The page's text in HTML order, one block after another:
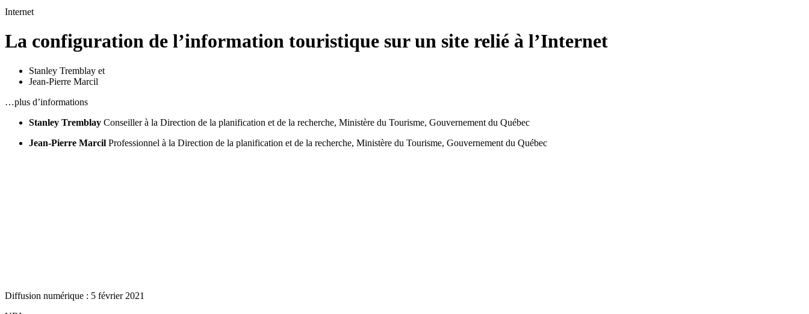
Internet
La configuration de l’information touristique sur un site relié à l’Internet
Stanley Tremblay et
Jean-Pierre Marcil
…plus d’informations
Stanley Tremblay Conseiller à la Direction de la planification et de la recherche, Ministère du Tourisme, Gouvernement du Québec
Jean-Pierre Marcil Professionnel à la Direction de la planification et de la recherche, Ministère du Tourisme, Gouvernement du Québec
Diffusion numérique : 5 février 2021